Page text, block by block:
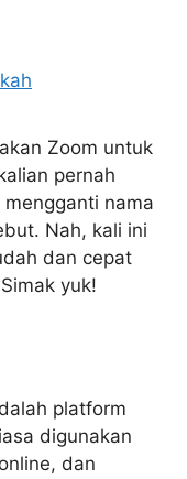
Zoom untuk
pernah
nama
Nah, kali ini
dan cepat
yuk!
platform
digunakan
dan